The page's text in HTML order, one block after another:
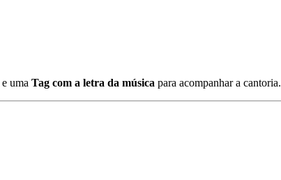
e uma Tag com a letra da música para acompanhar a cantoria.